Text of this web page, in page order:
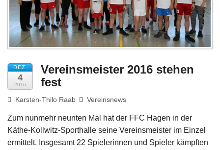
Impressum
DEZ.
4
2016
Vereinsmeister 2016 stehen
fest
Karsten-Thilo Raab Vereinsnews
Zum nunmehr neunten Mal hat der FFC Hagen in der
Käthe-Kollwitz-Sporthalle seine Vereinsmeister im Einzel
ermittelt. Insgesamt 22 Spielerinnen und Spieler kämpften